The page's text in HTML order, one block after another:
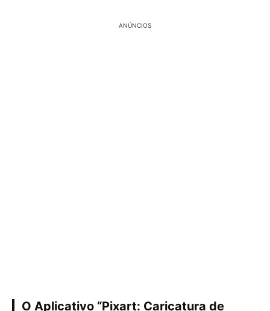
ANÚNCIOS
O Aplicativo “Pixart: Caricatura de